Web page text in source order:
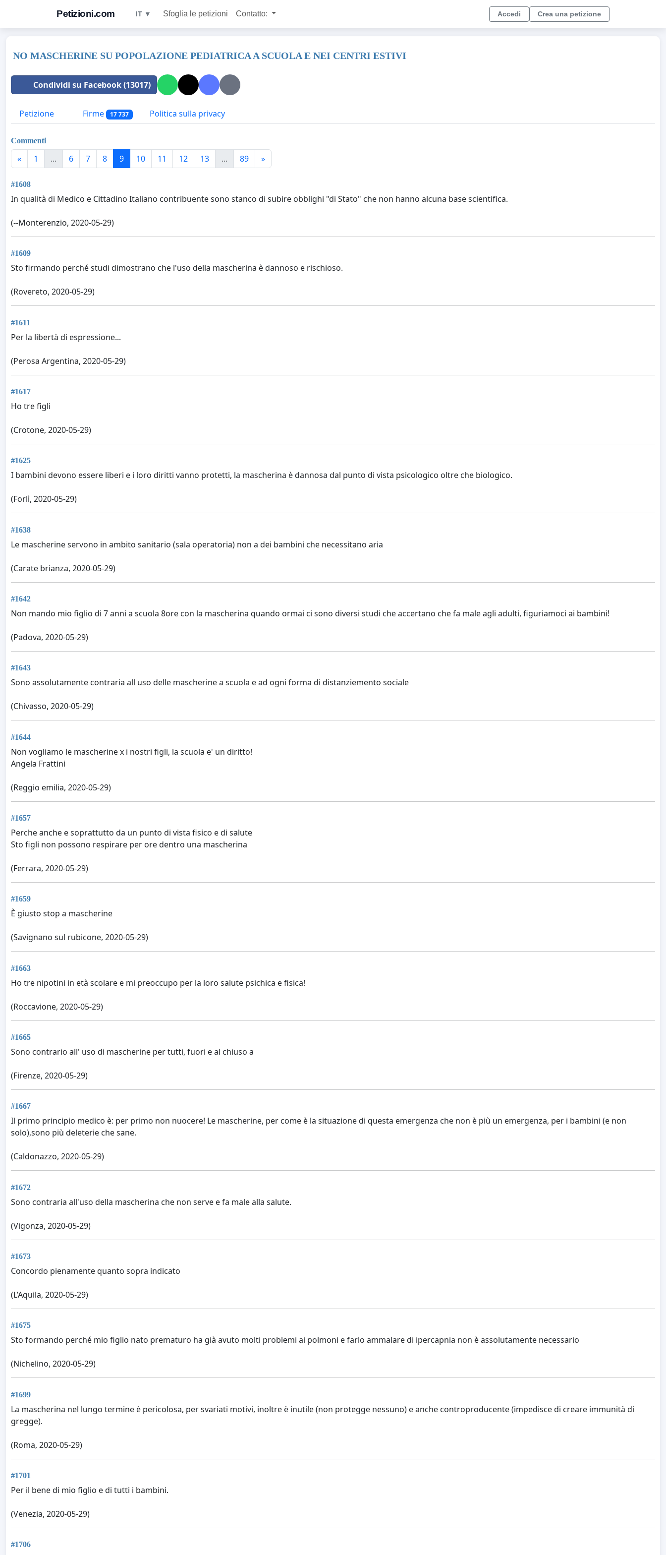
Petizioni.com IT ▼ Sfoglia le petizioni Contatto: Accedi Crea una petizione
NO MASCHERINE SU POPOLAZIONE PEDIATRICA A SCUOLA E NEI CENTRI ESTIVI
Condividi su Facebook (13017)
Petizione Firme 17 737 Politica sulla privacy
Commenti
« 1 ... 6 7 8 9 10 11 12 13 ... 89 »
#1608
In qualità di Medico e Cittadino Italiano contribuente sono stanco di subire obblighi "di Stato" che non hanno alcuna base scientifica.
(--Monterenzio, 2020-05-29)
#1609
Sto firmando perché studi dimostrano che l'uso della mascherina è dannoso e rischioso.
(Rovereto, 2020-05-29)
#1611
Per la libertà di espressione...
(Perosa Argentina, 2020-05-29)
#1617
Ho tre figli
(Crotone, 2020-05-29)
#1625
I bambini devono essere liberi e i loro diritti vanno protetti, la mascherina è dannosa dal punto di vista psicologico oltre che biologico.
(Forlì, 2020-05-29)
#1638
Le mascherine servono in ambito sanitario (sala operatoria) non a dei bambini che necessitano aria
(Carate brianza, 2020-05-29)
#1642
Non mando mio figlio di 7 anni a scuola 8ore con la mascherina quando ormai ci sono diversi studi che accertano che fa male agli adulti, figuriamoci ai bambini!
(Padova, 2020-05-29)
#1643
Sono assolutamente contraria all uso delle mascherine a scuola e ad ogni forma di distanziemento sociale
(Chivasso, 2020-05-29)
#1644
Non vogliamo le mascherine x i nostri figli, la scuola e' un diritto!
Angela Frattini
(Reggio emilia, 2020-05-29)
#1657
Perche anche e soprattutto da un punto di vista fisico e di salute
Sto figli non possono respirare per ore dentro una mascherina
(Ferrara, 2020-05-29)
#1659
È giusto stop a mascherine
(Savignano sul rubicone, 2020-05-29)
#1663
Ho tre nipotini in età scolare e mi preoccupo per la loro salute psichica e fisica!
(Roccavione, 2020-05-29)
#1665
Sono contrario all' uso di mascherine per tutti, fuori e al chiuso a
(Firenze, 2020-05-29)
#1667
Il primo principio medico è: per primo non nuocere! Le mascherine, per come è la situazione di questa emergenza che non è più un emergenza, per i bambini (e non
solo),sono più deleterie che sane.
(Caldonazzo, 2020-05-29)
#1672
Sono contraria all'uso della mascherina che non serve e fa male alla salute.
(Vigonza, 2020-05-29)
#1673
Concordo pienamente quanto sopra indicato
(L’Aquila, 2020-05-29)
#1675
Sto formando perché mio figlio nato prematuro ha già avuto molti problemi ai polmoni e farlo ammalare di ipercapnia non è assolutamente necessario
(Nichelino, 2020-05-29)
#1699
La mascherina nel lungo termine è pericolosa, per svariati motivi, inoltre è inutile (non protegge nessuno) e anche controproducente (impedisce di creare immunità di
gregge).
(Roma, 2020-05-29)
#1701
Per il bene di mio figlio e di tutti i bambini.
(Venezia, 2020-05-29)
#1706